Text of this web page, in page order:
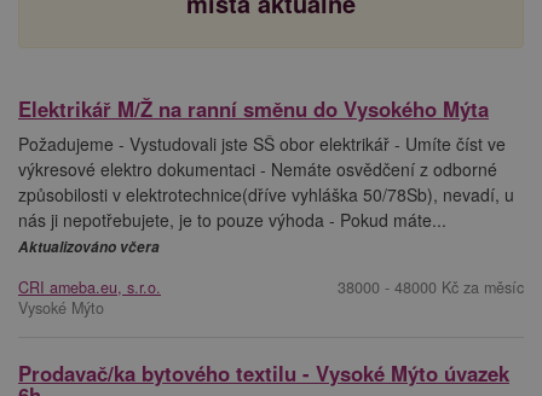
Elektrikář M/Ž na ranní směnu do Vysokého Mýta
Požadujeme - Vystudovali jste SŠ obor elektrikář - Umíte číst ve
výkresové elektro dokumentaci - Nemáte osvědčení z odborné
způsobilosti v elektrotechnice(dříve vyhláška 50/78Sb), nevadí, u
nás ji nepotřebujete, je to pouze výhoda - Pokud máte...
Aktualizováno včera
CRI ameba.eu, s.r.o.
Vysoké Mýto
38000 - 48000 Kč za měsíc
Prodavač/ka bytového textilu - Vysoké Mýto úvazek